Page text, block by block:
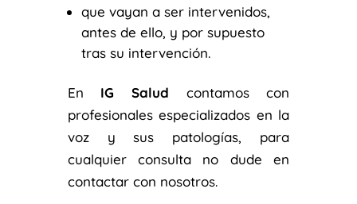
que vayan a ser intervenidos,
antes de ello, y por supuesto
tras su intervención.
En IG Salud contamos con
profesionales especializados en la
voz y sus patologías, para
cualquier consulta no dude en
contactar con nosotros.